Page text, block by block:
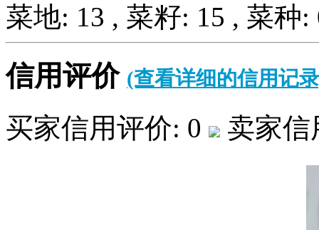
菜地: 13 , 菜籽: 15 , 菜种:
信用评价 (查看详细的信用记
买家信用评价: 0 卖家